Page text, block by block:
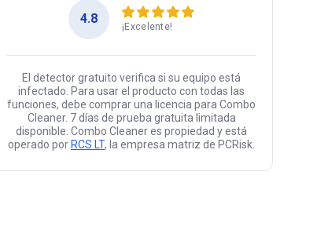
4.8
¡Excelente!
El detector gratuito verifica si su equipo está
infectado. Para usar el producto con todas las
funciones, debe comprar una licencia para Combo
Cleaner. 7 días de prueba gratuita limitada
disponible. Combo Cleaner es propiedad y está
operado por RCS LT, la empresa matriz de PCRisk.